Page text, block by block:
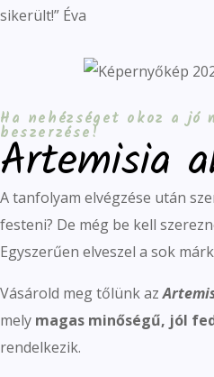
sikerült!” Éva
Ha nehézséget okoz a jó
beszerzése!
Artemisia
A tanfolyam elvégzése után
festeni? De még be kell
Egyszerűen elveszel a sok
Vásárold meg tőlünk az
mely magas minőségű, jól
rendelkezik.